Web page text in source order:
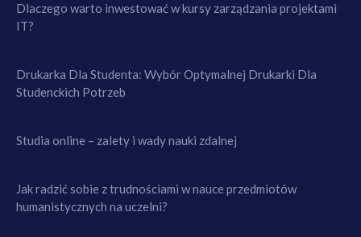
Dlaczego warto inwestować w kursy zarządzania projektami
IT?
Drukarka Dla Studenta: Wybór Optymalnej Drukarki Dla
Studenckich Potrzeb
Studia online – zalety i wady nauki zdalnej
Jak radzić sobie z trudnościami w nauce przedmiotów
humanistycznych na uczelni?